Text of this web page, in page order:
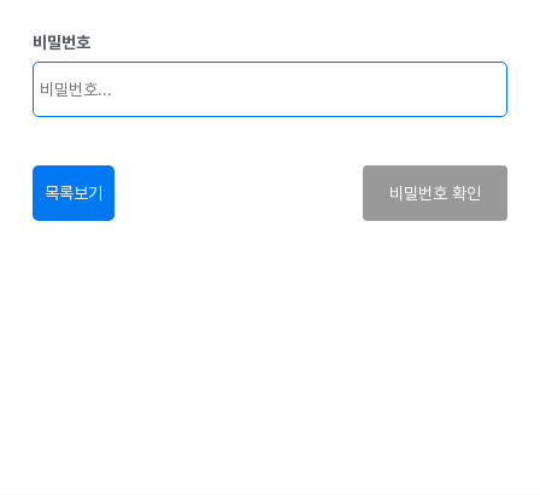
비밀번호
목록보기 비밀번호 확인